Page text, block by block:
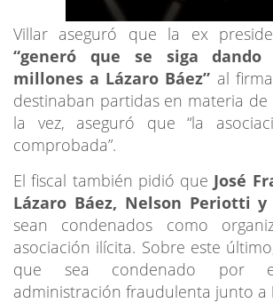
Villar aseguró que la ex
“generó que se siga
millones a Lázaro Báez” al
destinaban partidas en materia
la vez, aseguró que “la
comprobada”.
El fiscal también pidió que José
Lázaro Báez, Nelson Periotti
sean condenados como
asociación ilícita. Sobre este
que sea condenado por
administración fraudulenta junto a